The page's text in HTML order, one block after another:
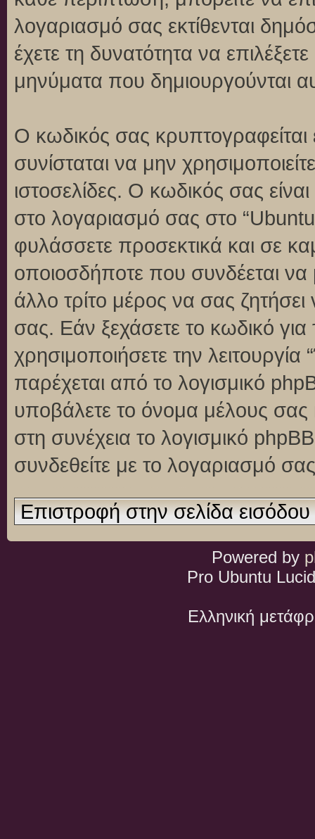
λογαριασμό σας εκτίθενται
έχετε τη δυνατότητα να
μηνύματα που δημιουργούνται
Ο κωδικός σας
συνίσταται να μην
ιστοσελίδες. Ο κωδικός σας
στο λογαριασμό σας στο
φυλάσσετε προσεκτικά και σε
οποιοσδήποτε που συνδέεται
άλλο τρίτο μέρος να σας
σας. Εάν ξεχάσετε το κωδικό
χρησιμοποιήσετε την
παρέχεται από το λογισμικό
υποβάλετε το όνομα μέλους σας
στη συνέχεια το λογισμικό
συνδεθείτε με το λογαριασμό
Επιστροφή στην σελίδα εισόδου
Powered by
Pro Ubuntu
Ελληνική